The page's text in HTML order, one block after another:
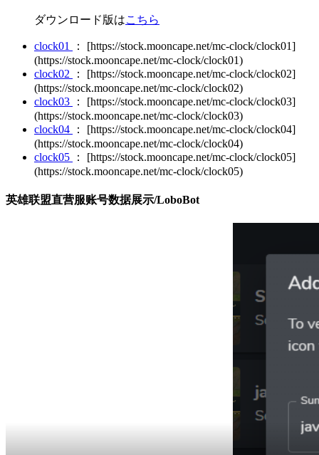
ダウンロード版はこちら
clock01
： [https://stock.mooncape.net/mc-clock/clock01]
(https://stock.mooncape.net/mc-clock/clock01)
clock02
： [https://stock.mooncape.net/mc-clock/clock02]
(https://stock.mooncape.net/mc-clock/clock02)
clock03
： [https://stock.mooncape.net/mc-clock/clock03]
(https://stock.mooncape.net/mc-clock/clock03)
clock04
： [https://stock.mooncape.net/mc-clock/clock04]
(https://stock.mooncape.net/mc-clock/clock04)
clock05
： [https://stock.mooncape.net/mc-clock/clock05]
(https://stock.mooncape.net/mc-clock/clock05)
英雄联盟直营服账号数据展示/LoboBot